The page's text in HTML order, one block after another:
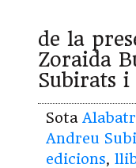
de la
Zoraida
Subirats
Sota
Andreu
edicions,